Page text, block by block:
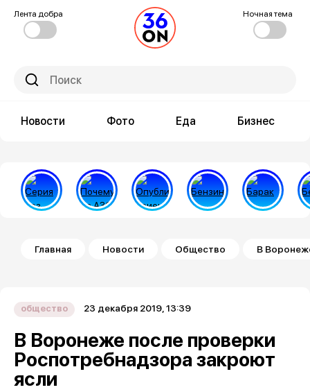
Лента добра Ночная тема
Новости Фото Еда Бизнес
Строка навигации
Главная Новости Общество В
общество 23 декабря 2019, 13:39
В Воронеже после проверки
Роспотребнадзора закроют
ясли